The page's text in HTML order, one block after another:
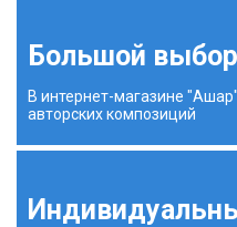
Большой выбор
В интернет-магазине
авторских композиций